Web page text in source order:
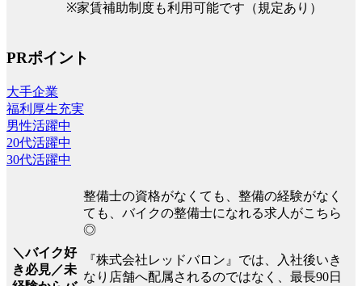
※家賃補助制度も利用可能です（規定あり）
PRポイント
大手企業
福利厚生充実
男性活躍中
20代活躍中
30代活躍中
＼バイク好
き必見／未
整備士の資格がなくても、整備の経験がなく
ても、バイクの整備士になれる求人がこちら
◎
『株式会社レッドバロン』では、入社後いき
なり店舗へ配属されるのではなく、最長90日